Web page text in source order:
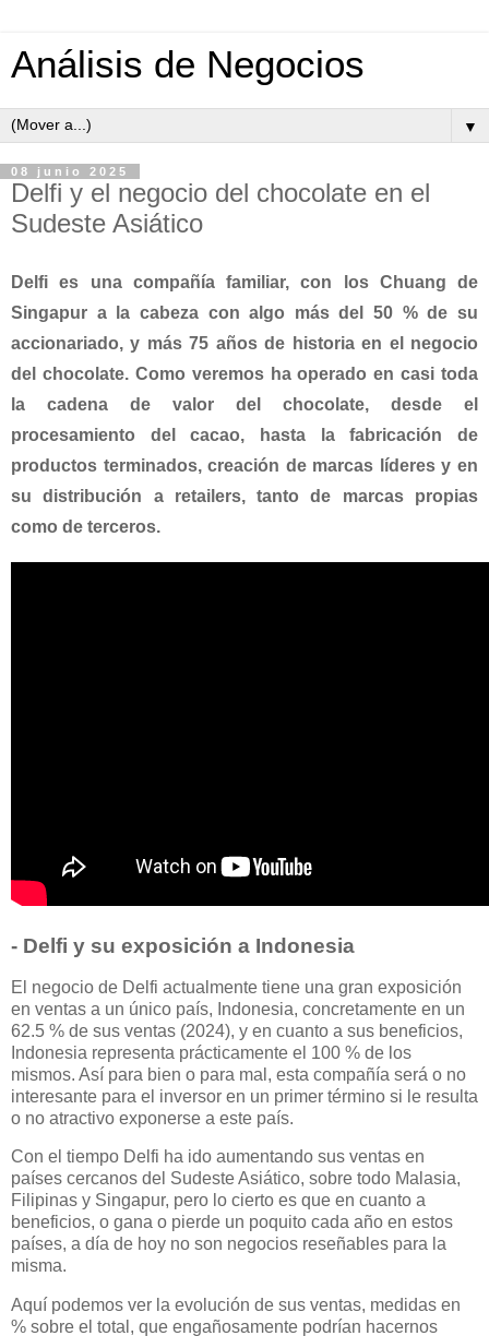
Análisis de Negocios
▼
08 junio 2025
Delfi y el negocio del chocolate en el
Sudeste Asiático
Delfi es una compañía familiar, con los Chuang de
Singapur a la cabeza con algo más del 50 % de su
accionariado, y más 75 años de historia en el negocio
del chocolate. Como veremos ha operado en casi toda
la cadena de valor del chocolate, desde el
procesamiento del cacao, hasta la fabricación de
productos terminados, creación de marcas líderes y en
su distribución a retailers, tanto de marcas propias
como de terceros.
- Delfi y su exposición a Indonesia
El negocio de Delfi actualmente tiene una gran exposición
en ventas a un único país, Indonesia, concretamente en un
62.5 % de sus ventas (2024), y en cuanto a sus beneficios,
Indonesia representa prácticamente el 100 % de los
mismos. Así para bien o para mal, esta compañía será o no
interesante para el inversor en un primer término si le resulta
o no atractivo exponerse a este país.
Con el tiempo Delfi ha ido aumentando sus ventas en
países cercanos del Sudeste Asiático, sobre todo Malasia,
Filipinas y Singapur, pero lo cierto es que en cuanto a
beneficios, o gana o pierde un poquito cada año en estos
países, a día de hoy no son negocios reseñables para la
misma.
Aquí podemos ver la evolución de sus ventas, medidas en
% sobre el total, que engañosamente podrían hacernos